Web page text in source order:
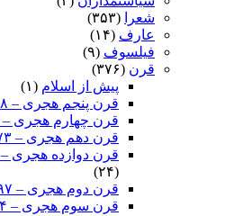
شعرا
(۳۵۳)
عارف (۱۴)
فیلسوف (۹)
قرن (۳۷۶)
پیش از اسلام (۱)
قرن پنجم هجری – ۳۸۸ الی ۴۸۵ شمسی
قرن چهارم هجری – ۲۹۱ الی ۳۸۸ شمسی
قرن دهم هجری – ۸۷۳ الی ۹۷۰ شمسی
قرن دوازده هجری – ۱۰۶۷ الی ۱۱۶۴ شمسی
(۲۴)
قرن دوم هجری – ۹۷ الی ۱۹۴ شمسی
قرن سوم هجری – ۱۹۴ الی ۲۹۱ شمسی